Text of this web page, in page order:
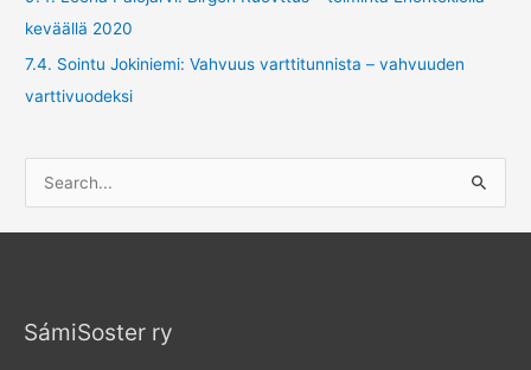
keväällä 2020
7.4. Sointu Jokiniemi: Vahvuus varttitunnista – vahvuuden
varttivuodeksi
e
a
h
SámiSoster ry